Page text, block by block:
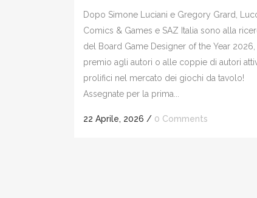
Dopo Simone Luciani e Gregory Grard,
Comics & Games e SAZ Italia sono alla
del Board Game Designer of the Year
premio agli autori o alle coppie di autori
prolifici nel mercato dei giochi da tavolo!
Assegnate per la prima...
22 Aprile, 2026 / 0 Comments